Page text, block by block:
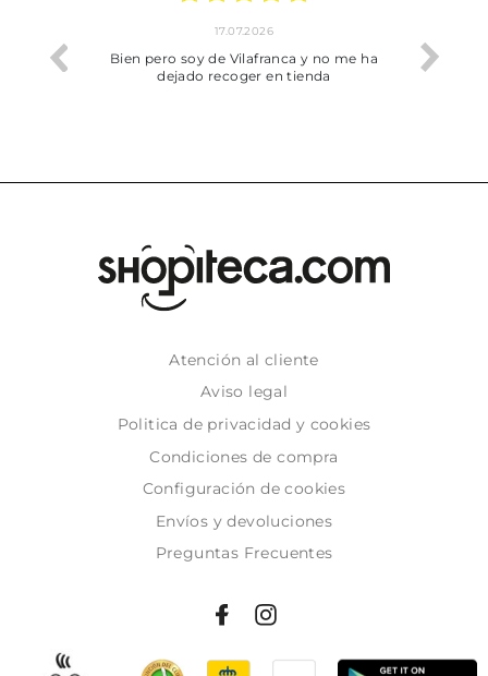
trobat
17.07.2026
Bien pero soy de Vilafranca y no me ha
dejado recoger en tienda
Atención al cliente
Aviso legal
Politica de privacidad y cookies
Condiciones de compra
Configuración de cookies
Envíos y devoluciones
Preguntas Frecuentes